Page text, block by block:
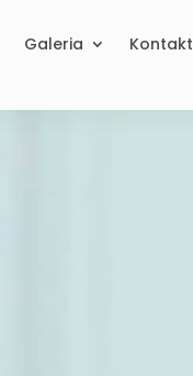
Galeria
Kontakt